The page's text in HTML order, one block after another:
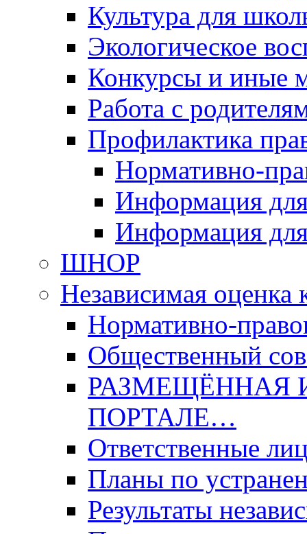
Культура для
Экологическое
Конкурсы и иные
Работа с
Профилактика
Нормативно-
Информация для
Информация
ШНОР
Независимая оценка
Нормативно-
Общественный
РАЗМЕЩЁННАЯ
ПОРТАЛЕ…
Ответственные
Планы по
Результаты